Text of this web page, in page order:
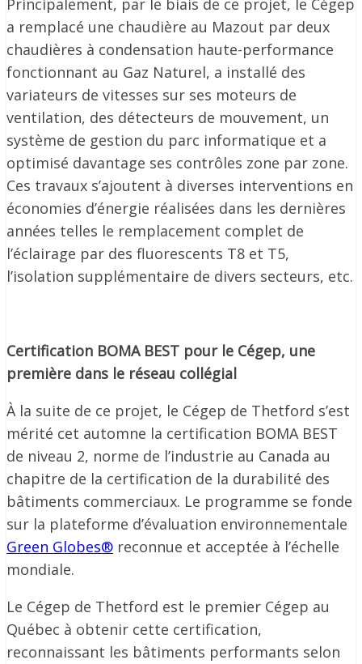
Principalement, par le biais de ce projet, le Cégep
a remplacé une chaudière au Mazout par deux
chaudières à condensation haute-performance
fonctionnant au Gaz Naturel, a installé des
variateurs de vitesses sur ses moteurs de
ventilation, des détecteurs de mouvement, un
système de gestion du parc informatique et a
optimisé davantage ses contrôles zone par zone.
Ces travaux s’ajoutent à diverses interventions en
économies d’énergie réalisées dans les dernières
années telles le remplacement complet de
l’éclairage par des fluorescents T8 et T5,
l’isolation supplémentaire de divers secteurs, etc.
Certification BOMA BEST pour le Cégep, une
première dans le réseau collégial
À la suite de ce projet, le Cégep de Thetford s’est
mérité cet automne la certification BOMA BEST
de niveau 2, norme de l’industrie au Canada au
chapitre de la certification de la durabilité des
bâtiments commerciaux. Le programme se fonde
sur la plateforme d’évaluation environnementale
Green Globes® reconnue et acceptée à l’échelle
mondiale.
Le Cégep de Thetford est le premier Cégep au
Québec à obtenir cette certification,
reconnaissant les bâtiments performants selon